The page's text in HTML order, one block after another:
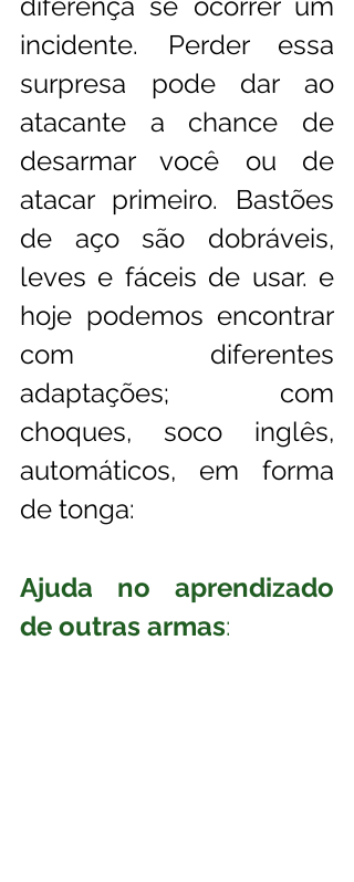
incidente. Perder essa
surpresa pode dar ao
atacante a chance de
desarmar você ou de
atacar primeiro. Bastões
de aço são dobráveis,
leves e fáceis de usar. e
hoje podemos encontrar
com diferentes
adaptações; com
choques, soco inglês,
automáticos, em forma
de tonga:
Ajuda no aprendizado
de outras armas: